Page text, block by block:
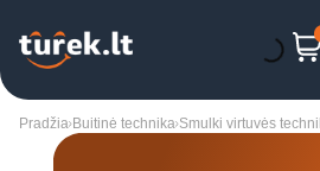
Pradžia Buitinė technika Smulki virtuvės